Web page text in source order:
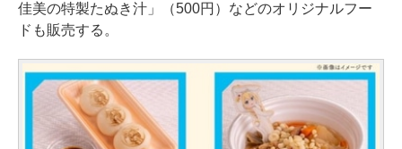
佳美の特製たぬき汁」（500円）などのオリジナルフー
ドも販売する。